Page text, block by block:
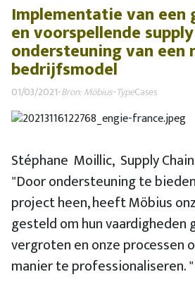
Implementatie van een
en voorspellende
ondersteuning van een
bedrijfsmodel
01/03/2021-Bron: Möbius-TypeCases
Stéphane Moillic, Supply
"Door ondersteuning te
project heen, heeft Möbius
gesteld om hun vaardigheden
vergroten en onze processen
manier te professionaliseren. "